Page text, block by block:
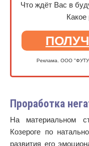
Что ждёт Вас в
Реклама. ООО
Проработка
На материальном
Козероге по
развития его